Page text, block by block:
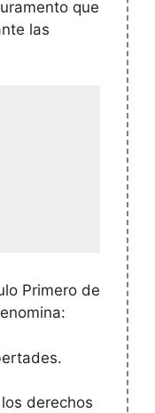
que
las
Primero de
derechos